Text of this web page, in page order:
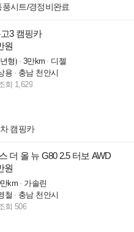
시트/경정비완료
3 캠핑카
원
형) 3만km
디젤
용
충남 천안시
회 1,629
캠핑카
더 올 뉴 G80 2.5 터보 AWD
원
km
가솔린
철
충남 천안시
회 506